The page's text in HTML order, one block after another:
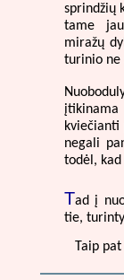
sprindžių
tame
miražų
turinio ne
negali
todėl,
Tad į
tie,
Taip